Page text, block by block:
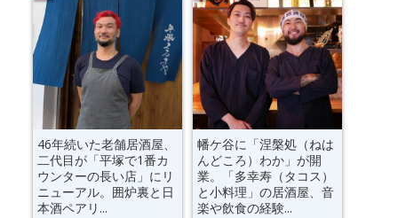
46年続いた老舗居酒屋、
二代目が「平塚で1番カ
ウンターの長い店」にリ
ニューアル。囲炉裏と日
本酒ペアリ...
幡ケ谷に「涅槃処（ねは
んどころ）わか」が開
業。「多幸寿（タコス）
と小料理」の居酒屋、音
楽や飲食の経験...